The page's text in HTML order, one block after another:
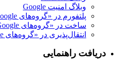
وبلاگ امنیت Google
پلتفورم در «گروه‌های Google»
ساخت در «گروه‌های Google»
انتقال‌پذیری در «گروه‌های Google»
دریافت راهنمایی